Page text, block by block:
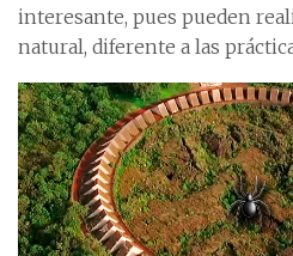
interesante, pues pueden
natural, diferente a las